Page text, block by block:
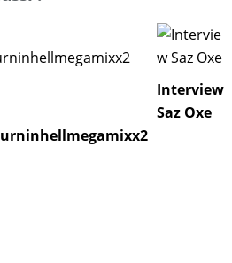
Interview
Saz Oxe